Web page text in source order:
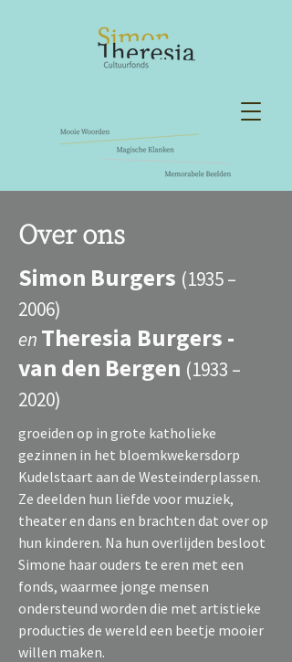
Over ons
Simon Burgers (1935 –
2006)
en Theresia Burgers -
van den Bergen (1933 –
2020)
groeiden op in grote katholieke
gezinnen in het bloemkwekersdorp
Kudelstaart aan de Westeinderplassen.
Ze deelden hun liefde voor muziek,
theater en dans en brachten dat over op
hun kinderen. Na hun overlijden besloot
Simone haar ouders te eren met een
fonds, waarmee jonge mensen
ondersteund worden die met artistieke
producties de wereld een beetje mooier
willen maken.